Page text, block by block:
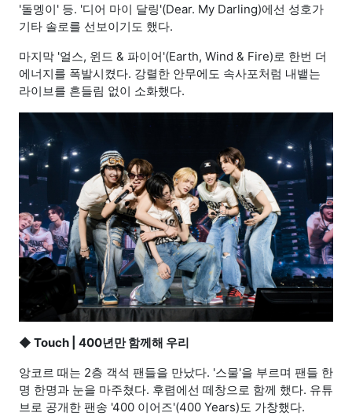
'돌멩이' 등. '디어 마이 달링'(Dear. My Darling)에선 성호가
기타 솔로를 선보이기도 했다.
마지막 '얼스, 윈드 & 파이어'(Earth, Wind & Fire)로 한번 더
에너지를 폭발시켰다. 강렬한 안무에도 속사포처럼 내뱉는
라이브를 흔들림 없이 소화했다.
◆ Touch | 400년만 함께해 우리
앙코르 때는 2층 객석 팬들을 만났다. '스물'을 부르며 팬들 한
명 한명과 눈을 마주쳤다. 후렴에선 떼창으로 함께 했다. 유튜
브로 공개한 팬송 '400 이어즈'(400 Years)도 가창했다.